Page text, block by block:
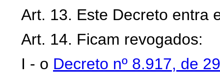
Art. 13. Este Decreto entra
Art. 14. Ficam revogados:
I - o Decreto nº 8.917, de